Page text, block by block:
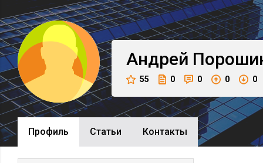
Андрей
55 0 0 0 0
Профиль Cтатьи Контакты